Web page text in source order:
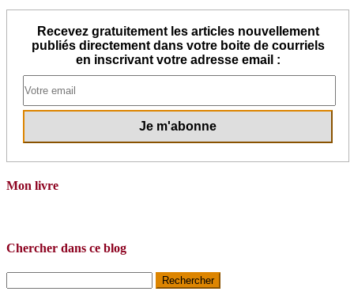
Recevez gratuitement les articles nouvellement
publiés directement dans votre boite de courriels
en inscrivant votre adresse email :
Mon livre
Chercher dans ce blog